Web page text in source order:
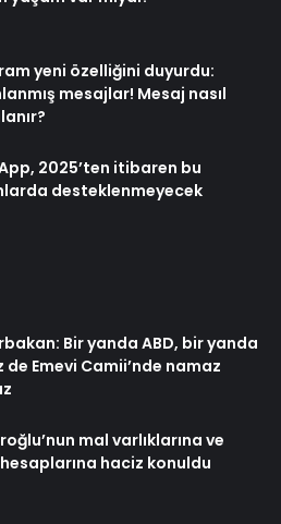
yeni özelliğini duyurdu:
mesajlar! Mesaj nasıl
2025’ten itibaren bu
desteklenmeyecek
Bir yanda ABD, bir yanda
de Emevi Camii’nde namaz
mal varlıklarına ve
haciz konuldu